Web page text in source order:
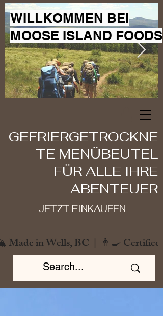
WILLKOMMEN BEI
MOOSE ISLAND FOODS
GEFRIERGETROCKNE
TE MENÜBEUTEL
FÜR ALLE IHRE
ABENTEUER
JETZT EINKAUFEN
in Wells, BC  |  👨‍🍳 Certified